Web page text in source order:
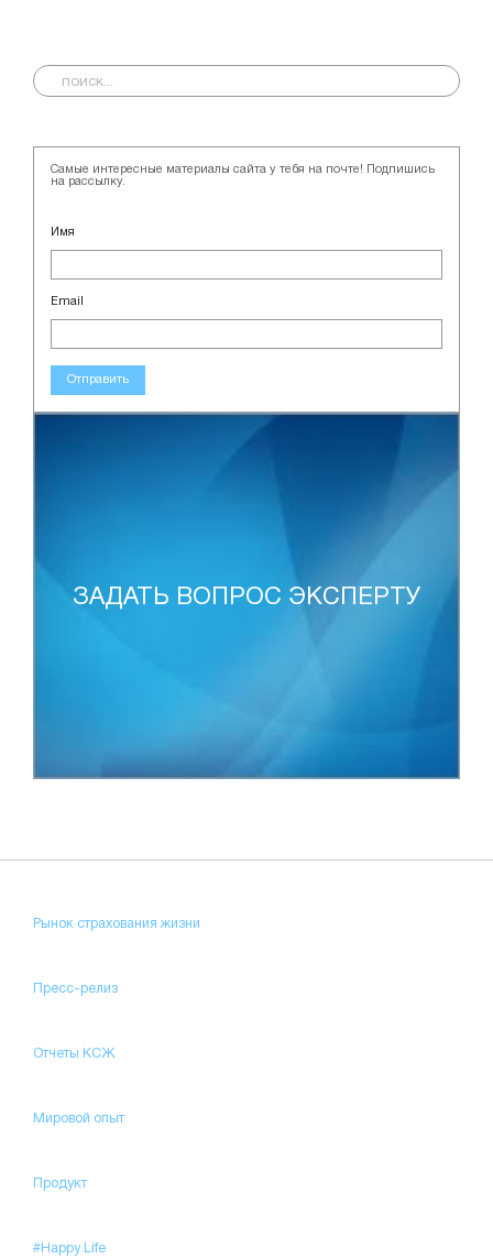
Самые интересные материалы сайта у тебя на почте! Подпишись
на рассылку.
Имя
Email
Отправить
ЗАДАТЬ ВОПРОС ЭКСПЕРТУ
Рынок страхования жизни
Пресс-релиз
Отчеты КСЖ
Мировой опыт
Продукт
#Happy Life